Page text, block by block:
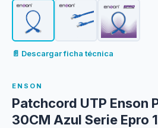
📄 Descargar ficha técnica
ENSON
Patchcord UTP Enson
30CM Azul Serie Epro